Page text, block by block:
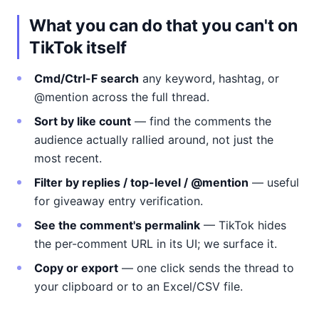
What you can do that you can't on
TikTok itself
Cmd/Ctrl-F search any keyword, hashtag, or
@mention across the full thread.
Sort by like count — find the comments the
audience actually rallied around, not just the
most recent.
Filter by replies / top-level / @mention — useful
for giveaway entry verification.
See the comment's permalink — TikTok hides
the per-comment URL in its UI; we surface it.
Copy or export — one click sends the thread to
your clipboard or to an Excel/CSV file.